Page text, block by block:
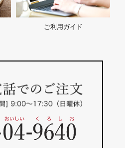
ご利用ガイド